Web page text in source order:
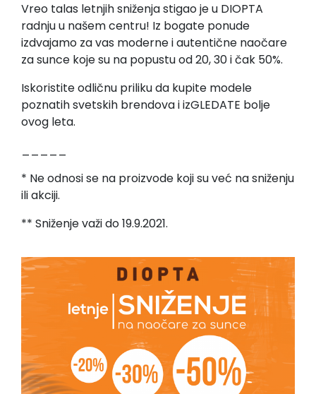
Vreo talas letnjih sniženja stigao je u DIOPTA
radnju u našem centru! Iz bogate ponude
izdvajamo za vas moderne i autentične naočare
za sunce koje su na popustu od 20, 30 i čak 50%.
Iskoristite odličnu priliku da kupite modele
poznatih svetskih brendova i izGLEDATE bolje
ovog leta.
* Ne odnosi se na proizvode koji su već na sniženju
ili akciji.
** Sniženje važi do 19.9.2021.